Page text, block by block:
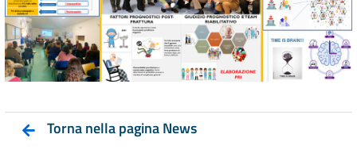
Torna nella pagina News